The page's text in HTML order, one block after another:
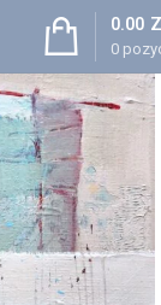
0
0.00